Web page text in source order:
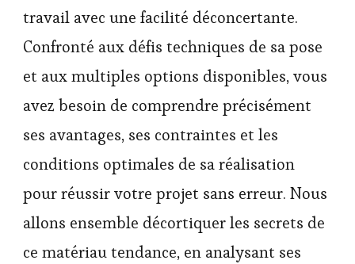
travail avec une facilité déconcertante.
Confronté aux défis techniques de sa pose
et aux multiples options disponibles, vous
avez besoin de comprendre précisément
ses avantages, ses contraintes et les
conditions optimales de sa réalisation
pour réussir votre projet sans erreur. Nous
allons ensemble décortiquer les secrets de
ce matériau tendance, en analysant ses